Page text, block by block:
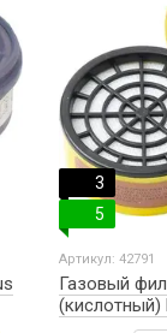
3
5
Артикул: 42791
Газовый
(кислотный)